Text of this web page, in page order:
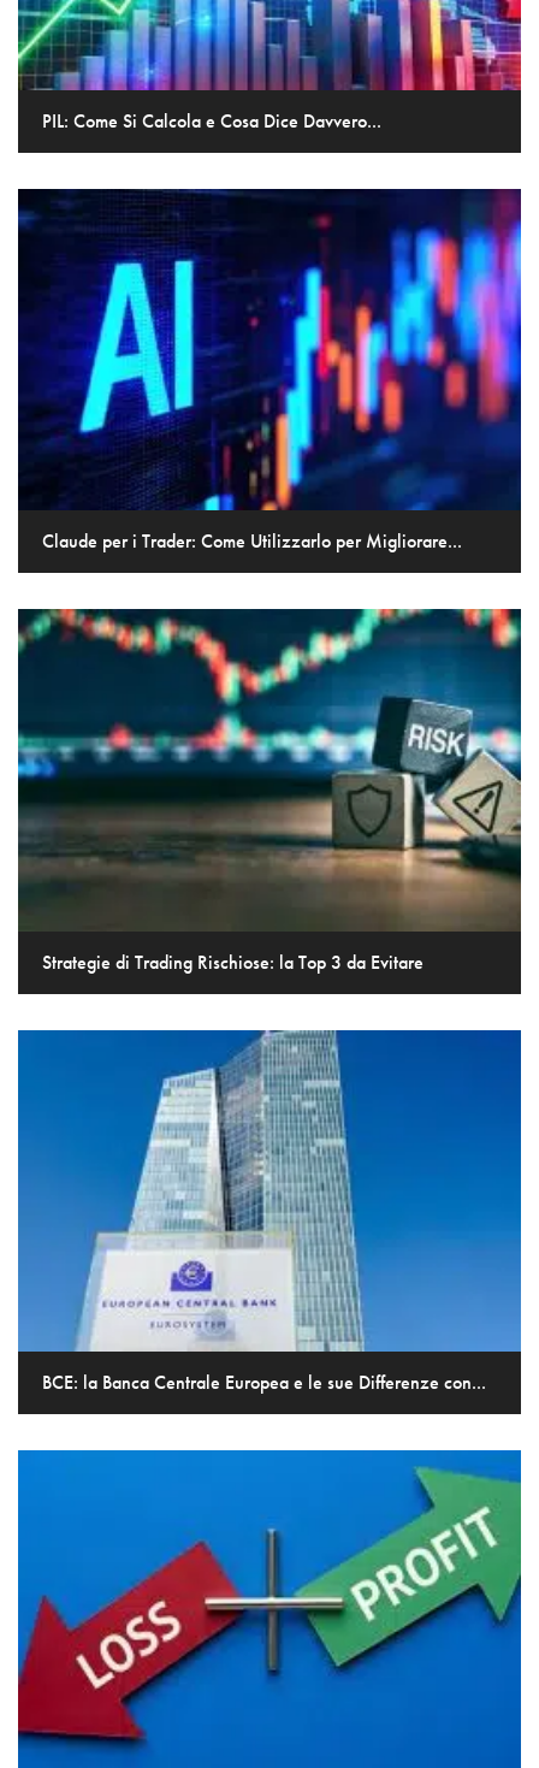
PIL: Come Si Calcola e Cosa Dice Davvero...
Claude per i Trader: Come Utilizzarlo per Migliorare...
Strategie di Trading Rischiose: la Top 3 da Evitare
BCE: la Banca Centrale Europea e le sue Differenze con...